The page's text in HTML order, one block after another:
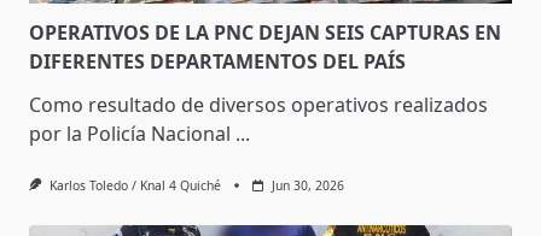
OPERATIVOS DE LA PNC DEJAN SEIS CAPTURAS EN
DIFERENTES DEPARTAMENTOS DEL PAÍS
Como resultado de diversos operativos realizados
por la Policía Nacional ...
Karlos Toledo / Knal 4 Quiché Jun 30, 2026